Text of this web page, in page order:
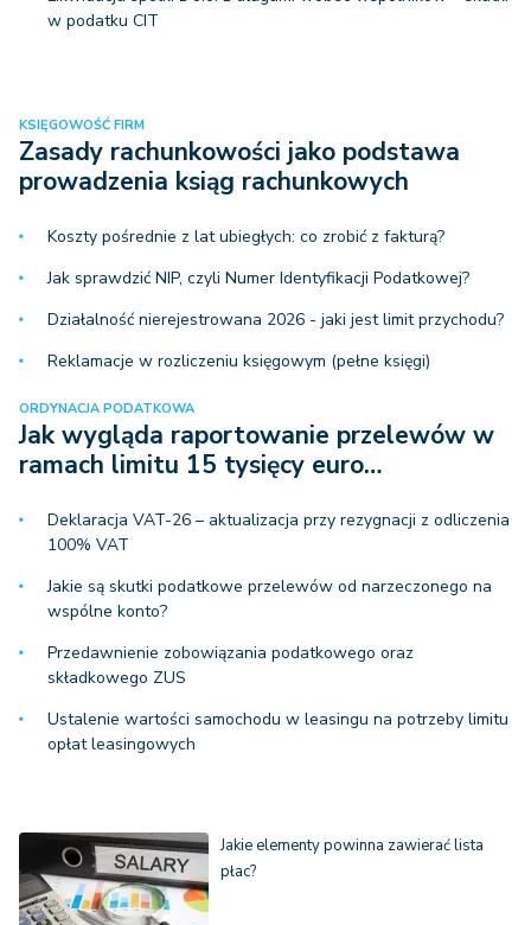
w podatku CIT
KSIĘGOWOŚĆ FIRM
Zasady rachunkowości jako podstawa
prowadzenia ksiąg rachunkowych
Koszty pośrednie z lat ubiegłych: co zrobić z fakturą?
Jak sprawdzić NIP, czyli Numer Identyfikacji Podatkowej?
Działalność nierejestrowana 2026 - jaki jest limit przychodu?
Reklamacje w rozliczeniu księgowym (pełne księgi)
ORDYNACJA PODATKOWA
Jak wygląda raportowanie przelewów w
ramach limitu 15 tysięcy euro…
Deklaracja VAT-26 – aktualizacja przy rezygnacji z odliczenia
100% VAT
Jakie są skutki podatkowe przelewów od narzeczonego na
wspólne konto?
Przedawnienie zobowiązania podatkowego oraz
składkowego ZUS
Ustalenie wartości samochodu w leasingu na potrzeby limitu
opłat leasingowych
Jakie elementy powinna zawierać lista
płac?